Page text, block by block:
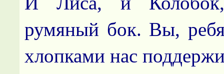
румяный бок. Вы,
хлопками нас